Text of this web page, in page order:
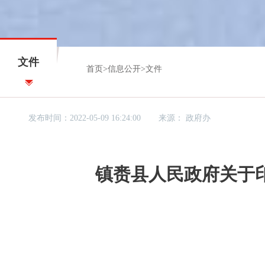
文件
首页 >信息公开>文件
发布时间：2022-05-09 16:24:00 来源：政府办
镇赉县人民政府关于